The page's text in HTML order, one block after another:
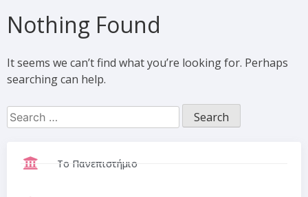
Nothing Found
It seems we can’t find what you’re looking for. Perhaps
searching can help.
Το Πανεπιστήμιο